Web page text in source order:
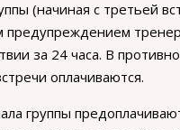
(начиная с третьей
предупреждением
за 24 часа. В
оплачиваются.
группы